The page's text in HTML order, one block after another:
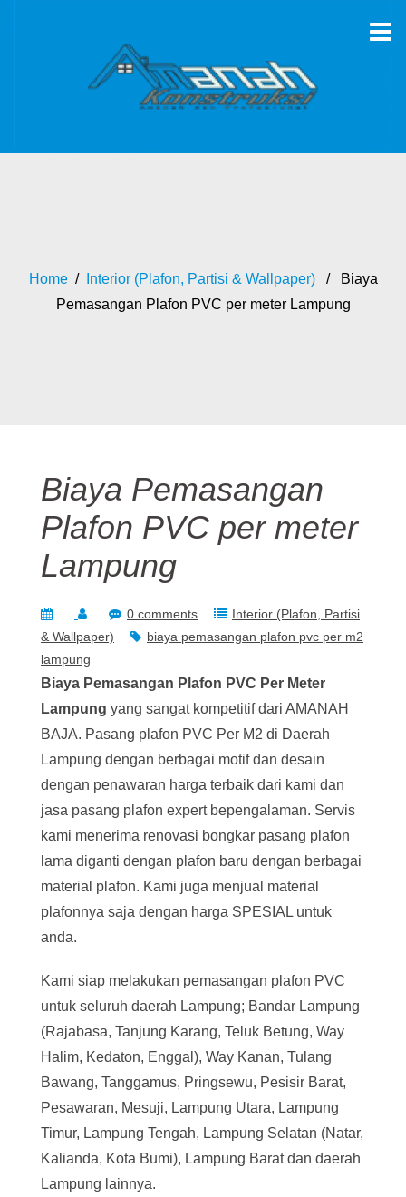
Home/ Interior (Plafon, Partisi & Wallpaper)/ Biaya
Pemasangan Plafon PVC per meter Lampung
Biaya Pemasangan
Plafon PVC per meter
Lampung
0 comments
Interior (Plafon, Partisi
& Wallpaper)
biaya pemasangan plafon pvc per m2
lampung
Biaya Pemasangan Plafon PVC Per Meter
Lampung yang sangat kompetitif dari AMANAH
BAJA. Pasang plafon PVC Per M2 di Daerah
Lampung dengan berbagai motif dan desain
dengan penawaran harga terbaik dari kami dan
jasa pasang plafon expert bepengalaman. Servis
kami menerima renovasi bongkar pasang plafon
lama diganti dengan plafon baru dengan berbagai
material plafon. Kami juga menjual material
plafonnya saja dengan harga SPESIAL untuk
anda.
Kami siap melakukan pemasangan plafon PVC
untuk seluruh daerah Lampung; Bandar Lampung
(Rajabasa, Tanjung Karang, Teluk Betung, Way
Halim, Kedaton, Enggal), Way Kanan, Tulang
Bawang, Tanggamus, Pringsewu, Pesisir Barat,
Pesawaran, Mesuji, Lampung Utara, Lampung
Timur, Lampung Tengah, Lampung Selatan (Natar,
Kalianda, Kota Bumi), Lampung Barat dan daerah
Lampung lainnya.